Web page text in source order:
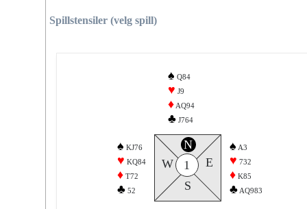
Spillstensiler (velg spill)
♠ Q84
♥ J9
♦ AQ94
♣ J764
♠ KJ76
♥ KQ84
♦ T72
♣ 52
N
S
W E
1
♠ A3
♥ 732
♦ K85
♣ AQ983